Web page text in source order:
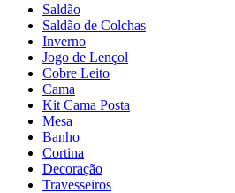
Saldão
Saldão de Colchas
Inverno
Jogo de Lençol
Cobre Leito
Cama
Kit Cama Posta
Mesa
Banho
Cortina
Decoração
Travesseiros